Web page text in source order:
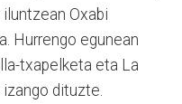
Oxabi
Hurrengo egunean
txapelketa eta La
dituzte.